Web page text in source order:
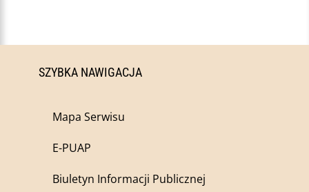
SZYBKA NAWIGACJA
Mapa Serwisu
E-PUAP
Biuletyn Informacji Publicznej